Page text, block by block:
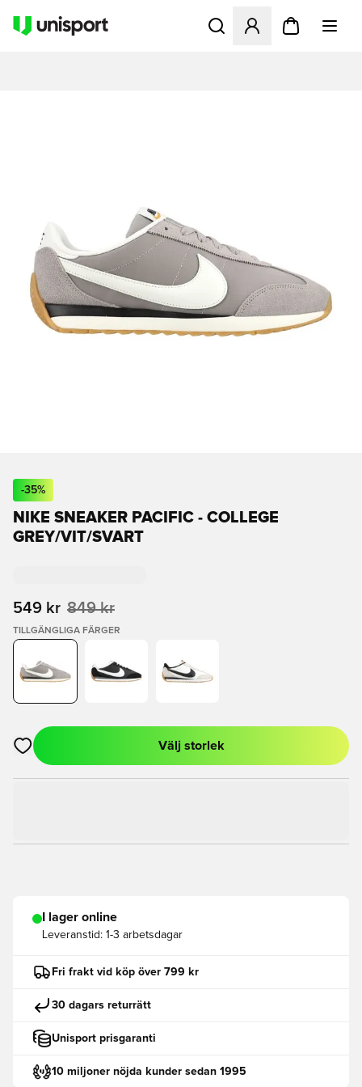
Öppnar en Modal för att
-35%
NIKE SNEAKER PACIFIC - COLLEGE
GREY/VIT/SVART
549 kr 849 kr
TILLGÄNGLIGA FÄRGER
Öppnar en Modal för att logga in eller registrera dig som
Välj storlek
I lager online
Leveranstid: 1-3 arbetsdagar
Fri frakt vid köp över 799 kr
30 dagars returrätt
Unisport prisgaranti
10 miljoner nöjda kunder sedan 1995